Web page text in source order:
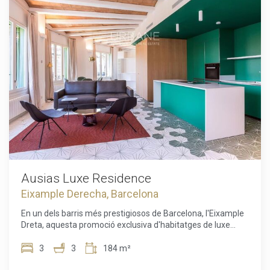
comissions d'agència ni despeses hipotecàries (si escau).
serveis de luxe com xòfer, seguretat reforçada, una
consergeria multilingüe disponible les 24 hores, lloguer de
bicicletes, cabines de massatge i un majordom virtual capaç
de respondre instantàniament a les sol·licituds enviades per
missatge de text. Les unitats van dels 65 m² als 232 m²,
amb configuracions de 1 a 3 dormitoris, algunes amb
terrasses o balcons. El magnífic àtic de la sisena planta
disposa d'una gran terrassa privada amb vistes
espectaculars.Els apartaments han estat dissenyats pel
prestigiós despatx d'arquitectes Daar Architects, que
combina tecnologies innovadores amb un disseny
avantguardista. Aquesta unitat de 176 m² disposa d'una
terrassa de 65 m², amb 2 habitacions, 2 banys, 1 lavabo i
vistes excepcionals. Els residents gaudeixen d'equipaments
de primera qualitat, com piscina, gimnàs, ascensor i
seguretat, garantint un estil de vida exclusiu.Una oportunitat
rara de posseir una propietat excepcional al cor de
Barcelona, que combina tradició, luxe i serveis exclusius.
Ausias Luxe Residence
Eixample Derecha, Barcelona
En un dels barris més prestigiosos de Barcelona, l'Eixample
Dreta, aquesta promoció exclusiva d'habitatges de luxe
totalment renovat, un immoble d'angle de 1895. L'edifici de
3 3 184 m²